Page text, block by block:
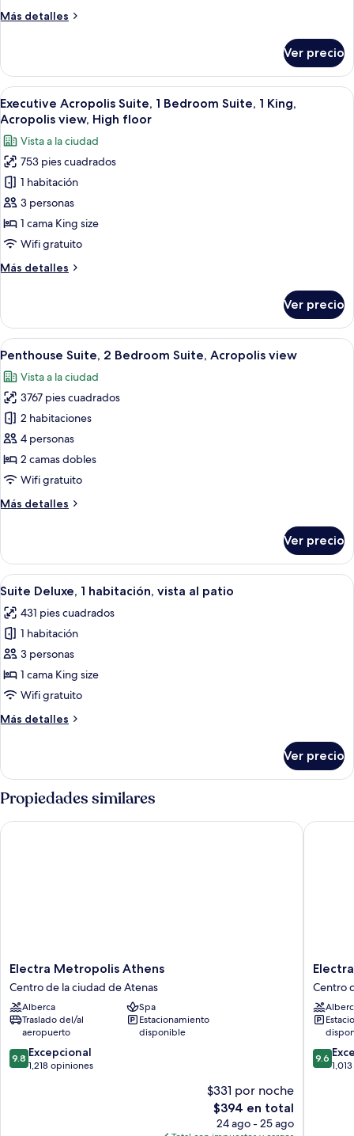
Bedroom
view
Más detalles
Más
Deluxe
Suite,
2
Bedroom
Suite,
City
view
Ver precio
Abrir
todas
las
fotos
de
Executive
Acropolis
Suite,
1
Suite,
Acropolis
view,
High
floor
Una sala de estar formal con un
9
Executive Acropolis Suite, 1 Bedroom Suite, 1 King,
Acropolis view, High floor
Vista a la ciudad
753 pies cuadrados
1 habitación
3 personas
1 cama King size
Wifi gratuito
Más detalles
Más
Acropolis
Suite,
1
Suite,
King,
Acropolis
view,
High
floor
Ver precio
Abrir
todas
las
fotos
de
Penthouse
Suite,
2
Bedroom
Suite,
Una sala de estar formal con dos
13
Penthouse Suite, 2 Bedroom Suite, Acropolis view
Vista a la ciudad
3767 pies cuadrados
2 habitaciones
4 personas
2 camas dobles
Wifi gratuito
Más detalles
Más
Suite,
Bedroom
Acropolis
view
Ver precio
Abrir
todas
las
fotos
de
Suite
Deluxe,
habitación,
patio
Habitación de hotel con sofá, una
7
Suite Deluxe, 1 habitación, vista al patio
431 pies cuadrados
1 habitación
3 personas
1 cama King size
Wifi gratuito
Más detalles
Más
Deluxe,
habitación,
al
Ver precio
Propiedades similares
Electra
Metropolis
Athens
Centro
de
ciudad
de
Electra Metropolis Athens
Centro de la ciudad de Atenas
Alberca
Spa
Traslado del/al
aeropuerto
Estacionamiento
disponible
9.8
de
9.8 Excepcional
1,218 opiniones
$331 por noche
El
precio
$394 en total
24 ago - 25 ago
Electra Metropolis Athens
Electra
Palace
Athens
Centro
de
ciudad
de
Centro
9.6
de
9.6
Electra